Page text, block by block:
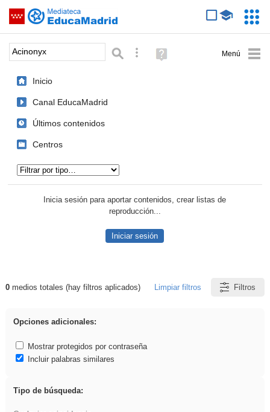
Saltar navegación
Palabra o frase: Búsqueda avanzada
Ayuda
(en
Inicio
Canal EducaMadrid
Últimos contenidos
Centros
Inicia sesión para aportar contenidos, crear listas de
reproducción...
Iniciar sesión
Resultados de: Acinonyx
0medios totales (hay filtros aplicados) Limpiar filtros Filtros
Opciones adicionales:
Mostrar protegidos por contraseña
Incluir palabras similares
Tipo de búsqueda: